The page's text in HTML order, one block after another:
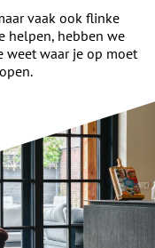
vaak ook flinke
helpen, hebben we
weet waar je op moet